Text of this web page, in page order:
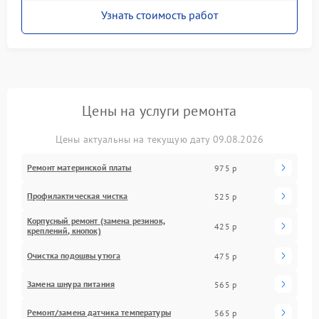
Узнать стоимость работ
Цены на услуги ремонта
Цены актуальны на текущую дату 09.08.2026
Ремонт материнской платы 975 р
Профилактическая чистка 525 р
Корпусный ремонт (замена резинок,
креплений, кнопок)
425 р
Очистка подошвы утюга 475 р
Замена шнура питания 565 р
Ремонт/замена датчика температуры 565 р